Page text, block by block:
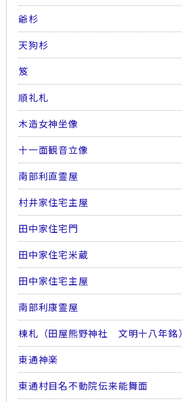
爺杉
天狗杉
笈
順礼札
木造女神坐像
十一面観音立像
南部利直霊屋
村井家住宅主屋
田中家住宅門
田中家住宅米蔵
田中家住宅主屋
南部利康霊屋
棟札（田屋熊野神社 文明十八年銘）
東通神楽
東通村目名不動院伝来能舞面